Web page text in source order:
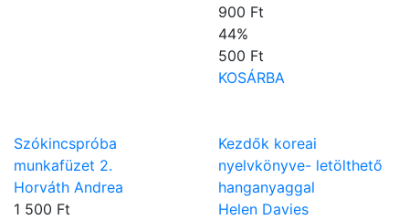
900 Ft
44%
500 Ft
KOSÁRBA
Szókincspróba
munkafüzet 2.
Horváth Andrea
1 500 Ft
Kezdők koreai
nyelvkönyve- letölthető
hanganyaggal
Helen Davies